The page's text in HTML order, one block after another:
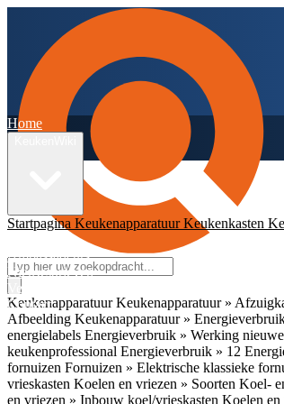
KeukenapparatuurKeukenapparatuur »
Afbeelding Keukenapparatuur »
energielabels Energieverbruik » Werking
keukenprofessional Energieverbruik » 12
fornuizen Fornuizen » Elektrische klassieke
vrieskasten Koelen en vriezen » Soorten Koel-
en vriezen » Inbouw koel/vrieskasten Koelen en
Home
Startpagina KeukenapparatuurKeukenkasten
Ambassadeurs
Nieuwsbrieven
Veelgestelde vragen
Contact